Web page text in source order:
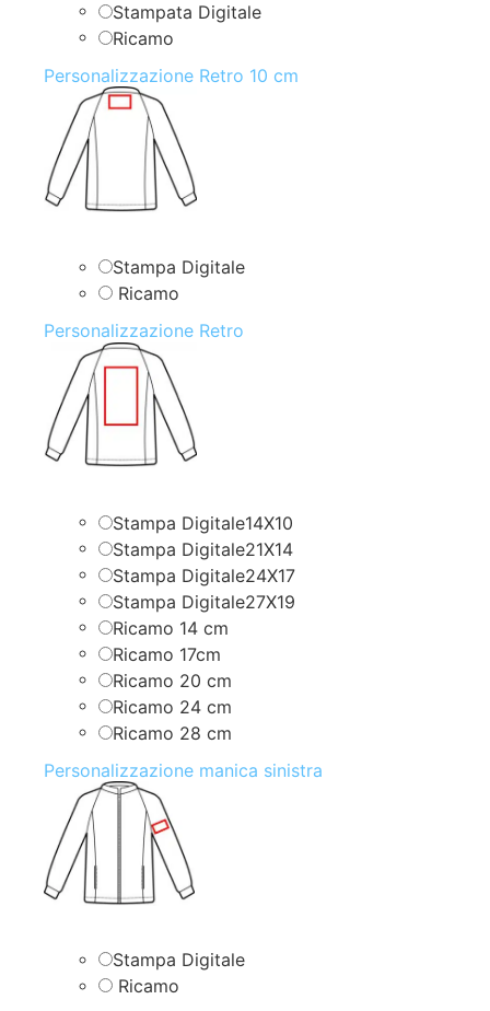
Stampata Digitale
Ricamo
Personalizzazione Retro 10 cm
Stampa Digitale
Ricamo
Personalizzazione Retro
Stampa Digitale14X10
Stampa Digitale21X14
Stampa Digitale24X17
Stampa Digitale27X19
Ricamo 14 cm
Ricamo 17cm
Ricamo 20 cm
Ricamo 24 cm
Ricamo 28 cm
Personalizzazione manica sinistra
Stampa Digitale
Ricamo